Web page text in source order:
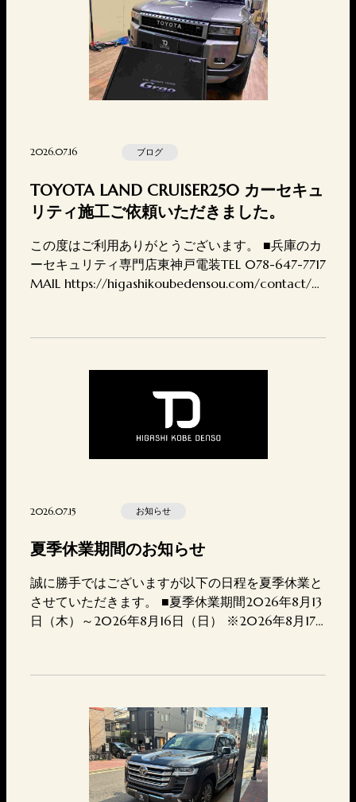
2026.07.16 ブログ
TOYOTA LAND CRUISER250 カーセキュ
リティ施工ご依頼いただきました。
この度はご利用ありがとうございます。 ■兵庫のカ
ーセキュリティ専門店東神戸電装TEL 078-647-7717
MAIL https://higashikoubedensou.com/contact/〒
連記事https://higashikoubedensou.com/2024/…
2026.07.15 お知らせ
夏季休業期間のお知らせ
誠に勝手ではございますが以下の日程を夏季休業と
させていただきます。 ■夏季休業期間2026年8月13
日（木）～2026年8月16日（日） ※2026年8月17
よく営業日以降に順次対応させていただきます。ご
お願い申し上げます。 ■兵庫のカーセキュリティ専
門店東神戸…